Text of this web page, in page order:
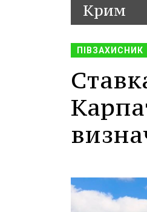
Крим
ПІВЗАХИСНИК